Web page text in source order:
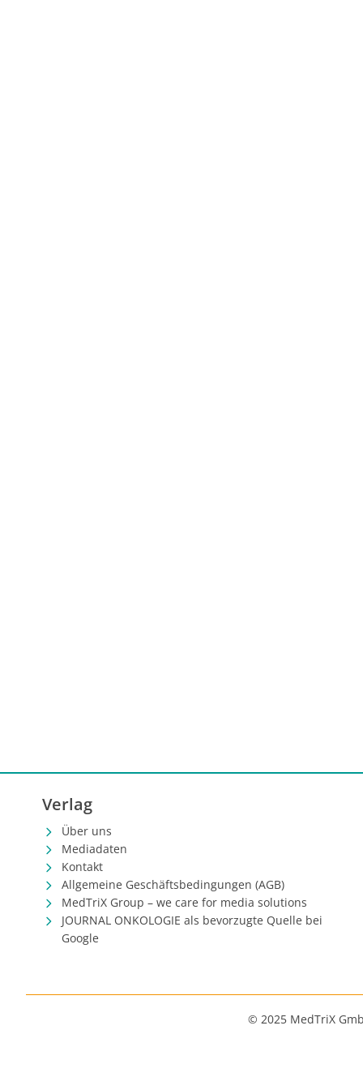
Verlag
Über uns
Mediadaten
Kontakt
Allgemeine Geschäftsbedingungen (AGB)
MedTriX Group – we care for media solutions
JOURNAL ONKOLOGIE als bevorzugte Quelle bei
Google
© 2025 MedTriX